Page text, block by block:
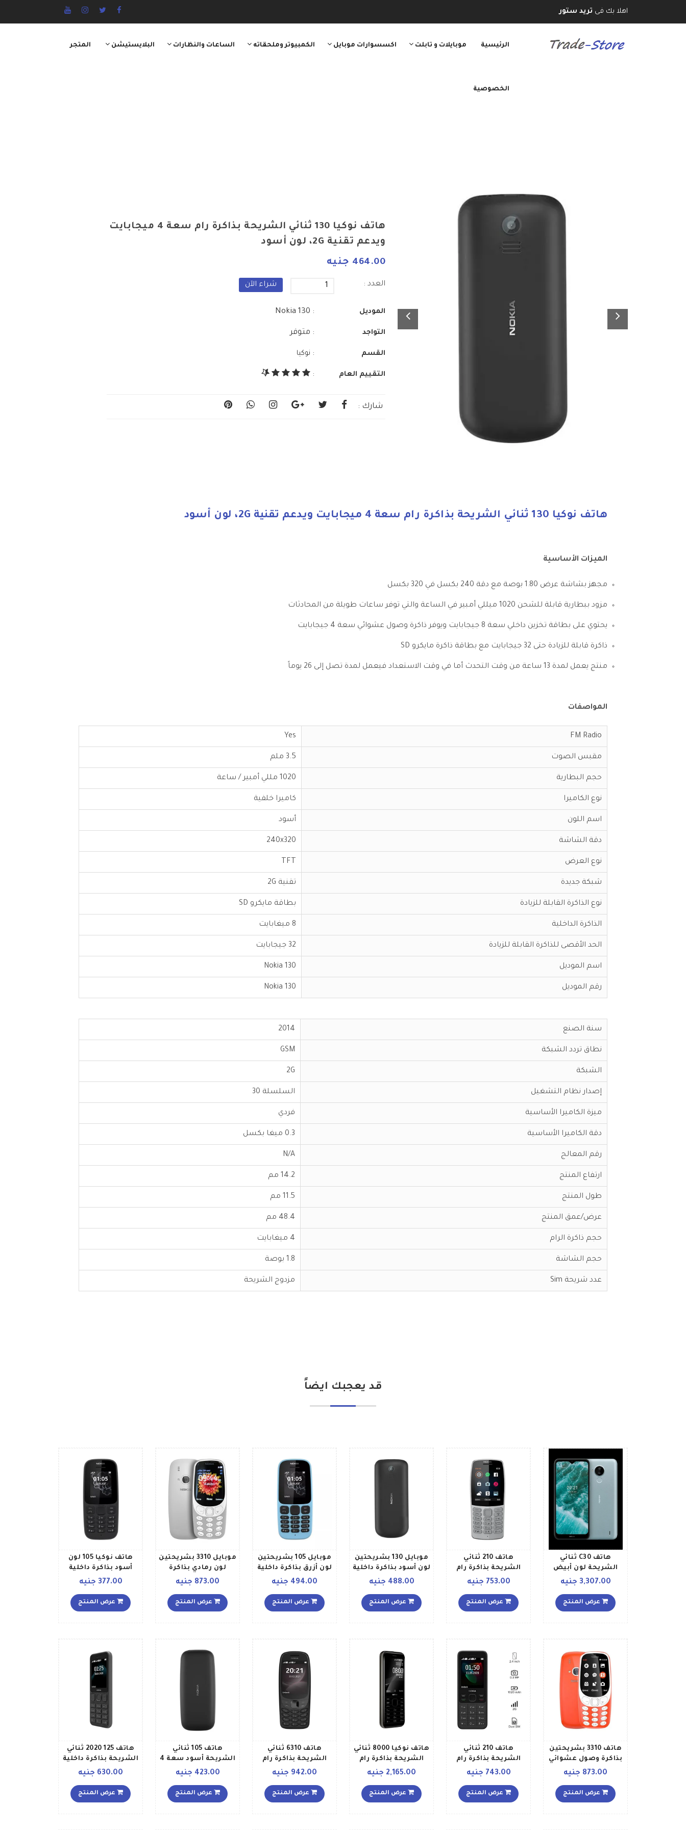
اهلا بك فى تريد ستور
الرئيسية موبايلات و تابلت اكسسوارات موبايل الكمبيوتر وملحقاته الساعات والنظارات البلايستيشن المتجر
الخصوصية
هاتف نوكيا 130 ثنائي الشريحة بذاكرة رام سعة 4 ميجابايت
ويدعم تقنية 2G، لون أسود
464.00 جنيه
العدد : شراء الآن
الموديل : Nokia 130
التواجد : متوفر
القسم : نوكيا
التقييم العام :
شارك :
هاتف نوكيا 130 ثنائي الشريحة بذاكرة رام سعة 4 ميجابايت ويدعم تقنية 2G، لون أسود
الميزات الأساسية
مجهز بشاشة عرض 1.80 بوصة مع دقة 240 بكسل في 320 بكسل
مزود ببطارية قابلة للشحن 1020 ميللي أمبير في الساعة والتي توفر ساعات طويلة من المحادثات
يحتوي على بطاقة تخزين داخلي سعة 8 جيجابايت ويوفر ذاكرة وصول عشوائي سعة 4 جيجابايت
ذاكرة قابلة للزيادة حتى 32 جيجابايت مع بطاقة ذاكرة مايكرو SD
منتج يعمل لمدة 13 ساعة من وقت التحدث أما في وقت الاستعداد فيعمل لمدة تصل إلى 26 يوماً
المواصفات
FM Radio
Yes
مقبس الصوت 3.5 ملم
حجم البطارية 1020 مللي أمبير / ساعة
نوع الكاميرا كاميرا خلفية
اسم اللون أسود
دقة الشاشة 240x320
نوع العرض TFT
شبكة جديدة تقنية 2G
نوع الذاكرة القابلة للزيادة بطاقة مايكرو SD
الذاكرة الداخلية 8 ميغابايت
الحد الأقصى للذاكرة القابلة للزيادة 32 جيجابايت
اسم الموديل Nokia 130
رقم الموديل Nokia 130
سنة الصنع 2014
نطاق تردد الشبكة GSM
الشبكة 2G
إصدار نظام التشغيل السلسلة 30
ميزة الكاميرا الأساسية فردي
دقة الكاميرا الأساسية 0.3 ميغا بكسل
رقم المعالج N/A
ارتفاع المنتج 14.2 مم
طول المنتج 11.5 مم
عرض/عمق المنتج 48.4 مم
حجم ذاكرة الرام 4 ميغابايت
حجم الشاشة 1.8 بوصة
عدد شريحة Sim مزدوج الشريحة
قد يعجبك ايضاً
هاتف C30 ثنائي
الشريحة لون أبيض
سعة 64 جيجابايت
ويدعم تقنية 4G LTE
3,307.00 جنيه
عرض المنتج
هاتف 210 ثنائي
الشريحة بذاكرة رام
سعة 16 ميجابايت753.00 جنيه
عرض المنتج
موبايل 130 بشريحتين
لون أسود بذاكرة داخلية
4 ميجابايت يدعم تقنية
488.00 جنيه
عرض المنتج
موبايل 105 بشريحتين
لون أزرق بذاكرة داخلية
سعة 4 ميجابايت يدعم
494.00 جنيه
عرض المنتج
موبايل 3310 بشريحتين
لون رمادي بذاكرة
داخلية 16 ميجابايت873.00 جنيه
عرض المنتج
هاتف نوكيا 105 لون
أسود بذاكرة داخلية
سعة 4 ميجابايت يدعم
377.00 جنيه
عرض المنتج
هاتف 3310 بشريحتين
بذاكرة وصول عشوائي
سعة 64 ميجابايت
ميجابايت ويدعم تقنية
3G، لون أحمر دافئ
873.00 جنيه
عرض المنتج
هاتف 210 ثنائي
الشريحة بذاكرة رام
16ميجابايت وذاكرة
يدعم تقنية 2G بلون
743.00 جنيه
عرض المنتج
هاتف نوكيا 8000 ثنائي
الشريحة بذاكرة رام
سعة 512 ميجابايت
جيجابايت ويدعم تقنية
4G LTE بلون أسود
2,165.00 جنيه
عرض المنتج
هاتف 6310 ثنائي
الشريحة بذاكرة رام
سعة 8 ميجابايت
ميجابايت ويدعم تقنية
2G بلون أسود إصدار
942.00 جنيه
عرض المنتج
هاتف 105 ثنائي
الشريحة أسود سعة 4
ميغابايت يدعم خاصية
423.00 جنيه
عرض المنتج
هاتف 125 2020 ثنائي
الشريحة بذاكرة داخلية
سعة 4 ميجابايت
أسود
630.00 جنيه
عرض المنتج